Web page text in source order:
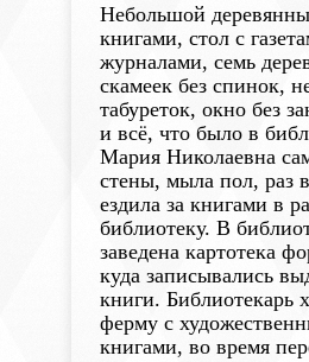
Небольшой
книгами, стол с
журналами, семь
скамеек без спинок,
табуреток, окно без
и всё, что было в
Мария Николаевна
стены, мыла пол, раз
ездила за книгами в
библиотеку. В
заведена картотека
куда записывались
книги. Библиотекарь
ферму с
книгами, во время